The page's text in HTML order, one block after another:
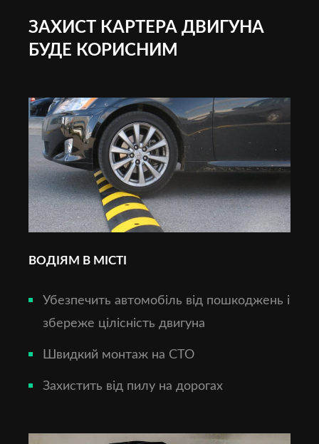
ЗАХИСТ КАРТЕРА ДВИГУНА
БУДЕ КОРИСНИМ
ВОДІЯМ В МІСТІ
Убезпечить автомобіль від пошкоджень і
збереже цілісність двигуна
Швидкий монтаж на СТО
Захистить від пилу на дорогах